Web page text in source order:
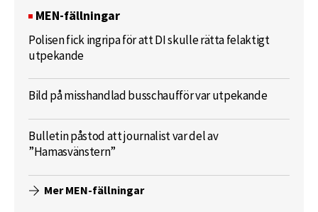
MEN-fällningar
Polisen fick ingripa för att DI skulle rätta felaktigt
utpekande
Bild på misshandlad busschaufför var utpekande
Bulletin påstod att journalist var del av
”Hamasvänstern”
Mer MEN-fällningar